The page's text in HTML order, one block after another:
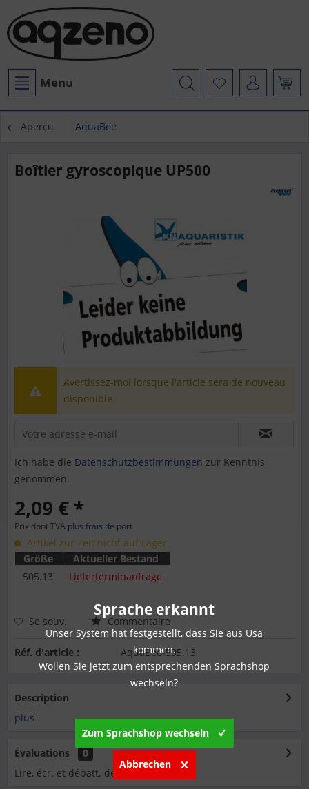
Menu
Aperçu AquaBee
Boîtier gyroscopique UP500
Avertissez-moi lorsque l'article sera de nouveau
disponible.
Ich habe die Datenschutzbestimmungen zur Kenntnis
genommen.
2,09 € *
Prix dont TVA plus frais de port
Artikel zur Zeit nicht auf Lager
Größe
Aktueller Bestand
505.13
Lieferterminanfrage
Se souv. Commentaire
Réf. d'article : AquaBee-505.13
Description
plus
Évaluations
0
Lire, écr. et débatt. des analyses…
plus
Sprache erkannt
Unser System hat festgestellt, dass Sie aus Usa
kommen.
Wollen Sie jetzt zum entsprechenden Sprachshop
wechseln?
Zum Sprachshop wechseln
Abbrechen